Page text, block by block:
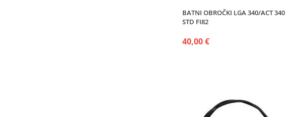
BATNI OBROČKI LGA 340/ACT 340
STD FI82
40,00 €